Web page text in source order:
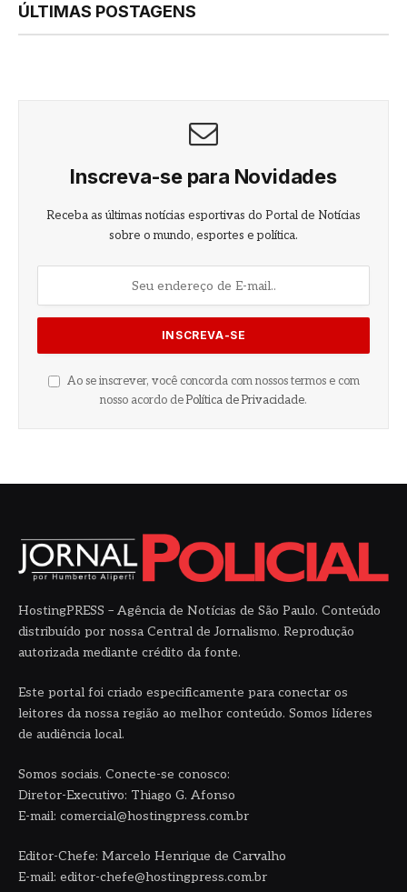
ÚLTIMAS POSTAGENS
Inscreva-se para Novidades
Receba as últimas notícias esportivas do Portal de Notícias
sobre o mundo, esportes e política.
Ao se inscrever, você concorda com nossos termos e com
nosso acordo de Política de Privacidade.
HostingPRESS – Agência de Notícias de São Paulo. Conteúdo
distribuído por nossa Central de Jornalismo. Reprodução
autorizada mediante crédito da fonte.
Este portal foi criado especificamente para conectar os
leitores da nossa região ao melhor conteúdo. Somos líderes
de audiência local.
Somos sociais. Conecte-se conosco:
Diretor-Executivo: Thiago G. Afonso
E-mail: comercial@hostingpress.com.br
Editor-Chefe: Marcelo Henrique de Carvalho
E-mail: editor-chefe@hostingpress.com.br